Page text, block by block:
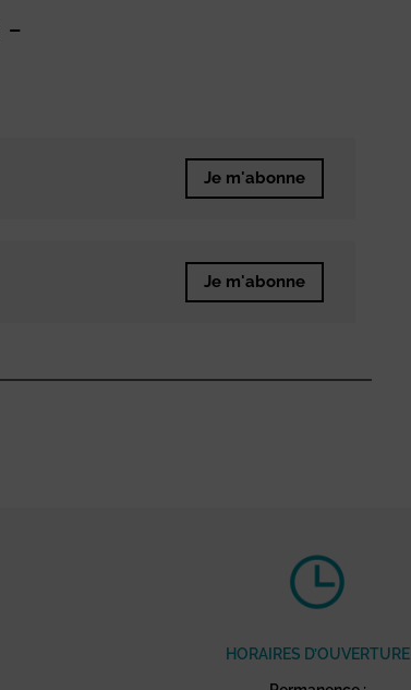
Je m'abonne
Je m'abonne
HORAIRES D’OUVERTURE